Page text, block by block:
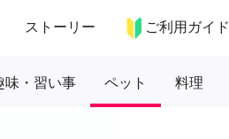
ストーリー ご利用ガイド
味・習い事 ペット 料理